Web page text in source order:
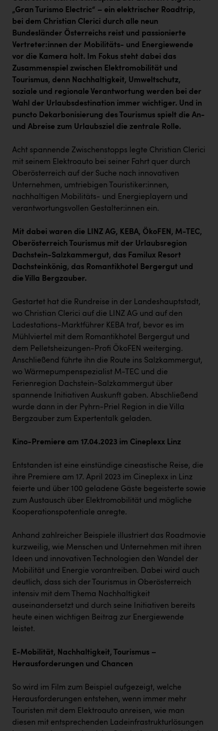
Oldtimer Raststationen und Motorhotels
Österreichischer Kachelofenverband
Orlen
Passage Linz
PEZ
PÜSPÖK
REMAX
Resch&Frisch
RUBBLE MASTER
Ruderclub Wels
SCRI - Salzburg Cancer Research Institute
Schwingshandl - automation technology gmbh
Smurfit Westrock Nettingsdorf
TCL
TGW Logistics
TRAILOMAT & Cycling Austria
VERITAS
Vier Diamanten
Vorlagenportal
Wir besiegen Krebs
Wirtschaftskammer OÖ
ZGONC
z.l.ö.
Österreichisches Hebammengremium
Wirtschaftskammer OÖ Energiehandel
Dopgas
kunden basics
kontakt
„Gran Turismo Electric“ – ein elektrischer Roadtrip,
bei dem Christian Clerici durch alle neun
Bundesländer Österreichs reist und passionierte
Vertreter:innen der Mobilitäts- und Energiewende
vor die Kamera holt. Im Fokus steht dabei das
Zusammenspiel zwischen Elektromobilität und
Tourismus, denn Nachhaltigkeit, Umweltschutz,
soziale und regionale Verantwortung werden bei der
Wahl der Urlaubsdestination immer wichtiger. Und in
puncto Dekarbonisierung des Tourismus spielt die An-
und Abreise zum Urlaubsziel die zentrale Rolle.
Acht spannende Zwischenstopps legte Christian Clerici
mit seinem Elektroauto bei seiner Fahrt quer durch
Oberösterreich auf der Suche nach innovativen
Unternehmen, umtriebigen Touristiker:innen,
nachhaltigen Mobilitäts- und Energieplayern und
verantwortungsvollen Gestalter:innen ein.
Mit dabei waren die LINZ AG, KEBA, ÖkoFEN, M-TEC,
Oberösterreich Tourismus mit der Urlaubsregion
Dachstein-Salzkammergut, das Familux Resort
Dachsteinkönig, das Romantikhotel Bergergut und
die Villa Bergzauber.
Gestartet hat die Rundreise in der Landeshauptstadt,
wo Christian Clerici auf die LINZ AG und auf den
Ladestations-Marktführer KEBA traf, bevor es im
Mühlviertel mit dem Romantikhotel Bergergut und
dem Pelletsheizungen-Profi ÖkoFEN weiterging.
Anschließend führte ihn die Route ins Salzkammergut,
wo Wärmepumpenspezialist M-TEC und die
Ferienregion Dachstein-Salzkammergut über
spannende Initiativen Auskunft gaben. Abschließend
wurde dann in der Pyhrn-Priel Region in die Villa
Bergzauber zum Expertentalk geladen.
Kino-Premiere am 17.04.2023 im Cineplexx Linz
Entstanden ist eine einstündige cineastische Reise, die
ihre Premiere am 17. April 2023 im Cineplexx in Linz
feierte und über 100 geladene Gäste begeisterte sowie
zum Austausch über Elektromobilität und mögliche
Kooperationspotentiale anregte.
Anhand zahlreicher Beispiele illustriert das Roadmovie
kurzweilig, wie Menschen und Unternehmen mit ihren
Ideen und innovativen Technologien den Wandel der
Mobilität und Energie vorantreiben. Dabei wird auch
deutlich, dass sich der Tourismus in Oberösterreich
intensiv mit dem Thema Nachhaltigkeit
auseinandersetzt und durch seine Initiativen bereits
heute einen wichtigen Beitrag zur Energiewende
leistet.
E-Mobilität, Nachhaltigkeit, Tourismus –
Herausforderungen und Chancen
So wird im Film zum Beispiel aufgezeigt, welche
Herausforderungen entstehen, wenn immer mehr
Touristen mit dem Elektroauto anreisen, wie man
diesen mit entsprechenden Ladeinfrastrukturlösungen